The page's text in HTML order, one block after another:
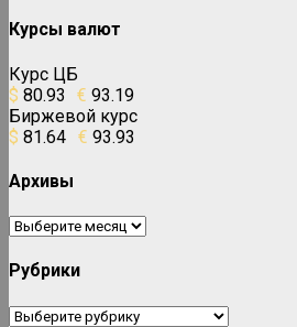
Курсы валют
Курс ЦБ
$ 80.93 € 93.19
Биржевой курс
$ 81.64 € 93.93
Архивы
Архивы
Рубрики
Рубрики